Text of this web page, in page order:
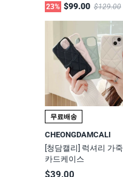
23% $99.00 $129.00
무료배송
CHEONGDAMCALI
[청담캘리] 럭셔리 가죽
카드케이스
$39.00